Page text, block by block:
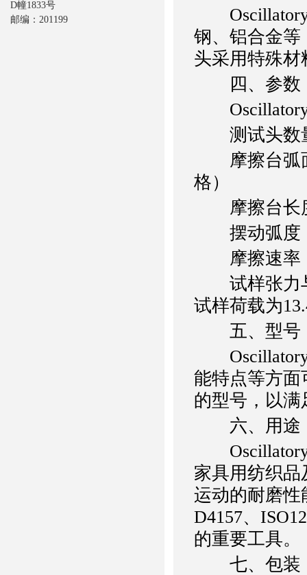
Oscillatory
钢、铝合金等
头采用特殊
四、参数
Oscillatory
测试头数
摩擦台弧面
格）
摩擦台长度
摆动弧度
摩擦速率：
试样张力与
试样荷载为
五、型号
Oscillatory
能特点等方面
的型号，以
六、用途
Oscillatory
家具用纺织
运动的耐磨性
D4157、
的重要工具。
七、包装
D幢1833号
邮编：201199